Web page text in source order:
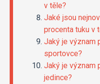
v těle?
Jaké jsou
procenta tuku v
Jaký je význam
sportovce?
Jaký je význam
jedince?